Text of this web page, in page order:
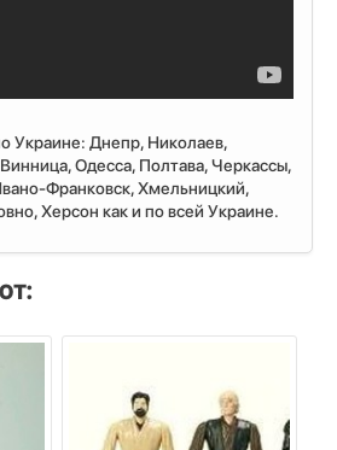
Украине: Днепр, Николаев,
Одесса, Полтава, Черкассы,
Франковск, Хмельницкий,
Херсон как и по всей Украине.